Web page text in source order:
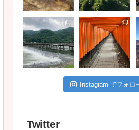
Instagram でフォロ
Twitter